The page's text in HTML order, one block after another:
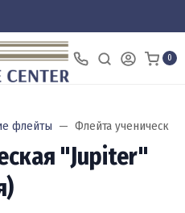
0
флейты Флейта ученическая
"Jupiter"